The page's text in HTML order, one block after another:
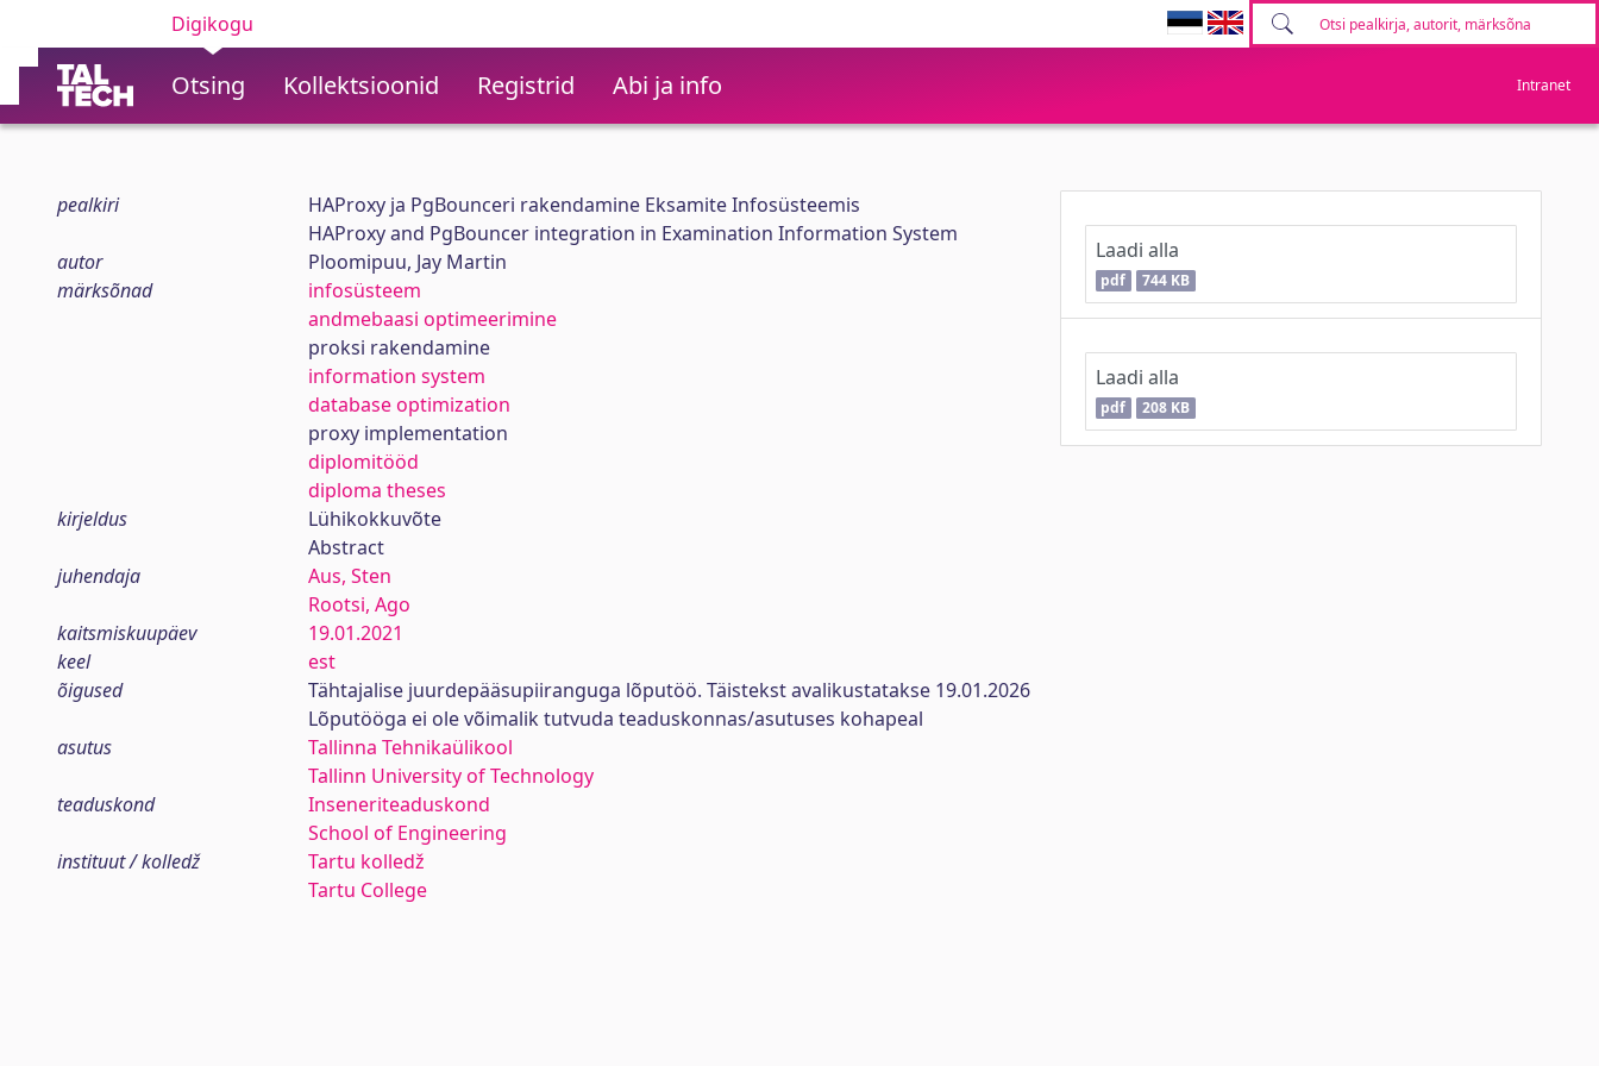
Digikogu
Otsing Kollektsioonid Registrid Abi ja info Intranet
pealkiri
HAProxy ja PgBounceri rakendamine Eksamite Infosüsteemis
HAProxy and PgBouncer integration in Examination Information System
autor
Ploomipuu, Jay Martin
märksõnad
infosüsteem
andmebaasi optimeerimine
proksi rakendamine
information system
database optimization
proxy implementation
diplomitööd
diploma theses
kirjeldus
Lühikokkuvõte
Abstract
juhendaja
Aus, Sten
Rootsi, Ago
kaitsmiskuupäev
19.01.2021
keel
est
õigused
Tähtajalise juurdepääsupiiranguga lõputöö. Täistekst avalikustatakse 19.01.2026
Lõputööga ei ole võimalik tutvuda teaduskonnas/asutuses kohapeal
asutus
Tallinna Tehnikaülikool
Tallinn University of Technology
teaduskond
Inseneriteaduskond
School of Engineering
instituut / kolledž
Tartu kolledž
Tartu College
Laadi alla
pdf 744 KB
Laadi alla
pdf 208 KB